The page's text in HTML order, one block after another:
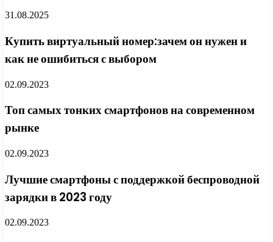
31.08.2025
Купить виртуальный номер:зачем он нужен и
как не ошибиться с выбором
02.09.2023
Топ самых тонких смартфонов на современном
рынке
02.09.2023
Лучшие смартфоны с поддержкой беспроводной
зарядки в 2023 году
02.09.2023